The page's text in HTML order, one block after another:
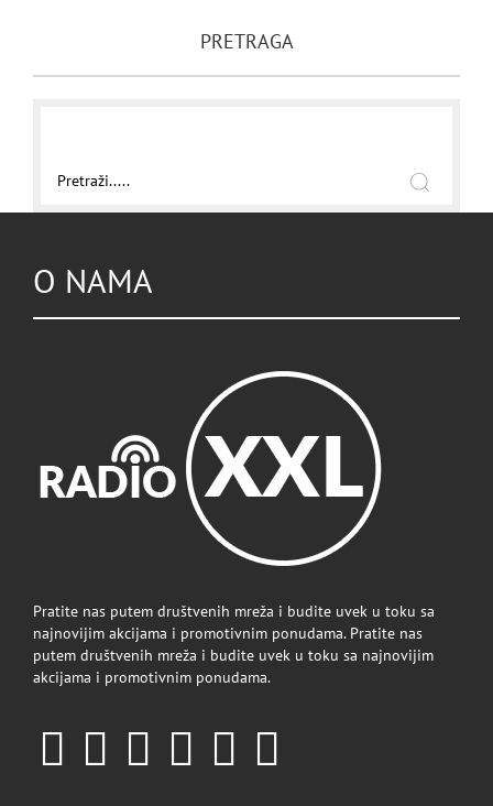
PRETRAGA
O NAMA
Pratite nas putem društvenih mreža i budite uvek u toku sa
najnovijim akcijama i promotivnim ponudama. Pratite nas
putem društvenih mreža i budite uvek u toku sa najnovijim
akcijama i promotivnim ponudama.